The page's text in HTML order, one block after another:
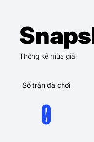
Thống kê mùa giải
Số trận đã chơi
0